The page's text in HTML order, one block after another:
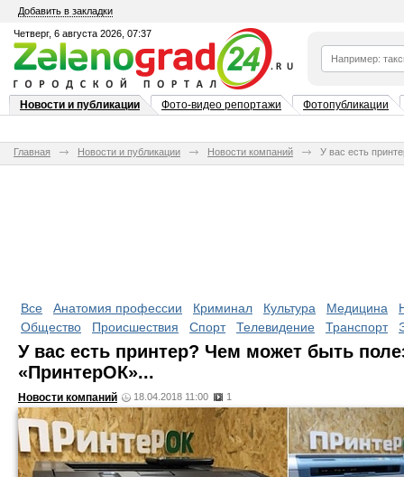
Добавить в закладки
Четверг, 6 августа 2026, 07:37
Новости и публикации Фото-видео репортажи Фотопубликации
Главная Новости и публикации Новости компаний У вас есть
Все Анатомия профессии Криминал Культура Медицина
Общество
Происшествия Спорт Телевидение Транспорт
У вас есть принтер? Чем может быть
«ПринтерОК»...
Новости компаний 18.04.2018 11:00 1